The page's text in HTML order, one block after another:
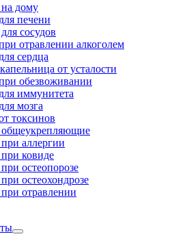
дому
печени
сосудов
отравлении алкоголем
сердца
от усталости
обезвоживании
иммунитета
мозга
токсинов
аллергии
ковиде
остеопорозе
остеохондрозе
отравлении